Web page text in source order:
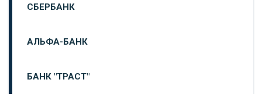
СБЕРБАНК
АЛЬФА-БАНК
БАНК "ТРАСТ"